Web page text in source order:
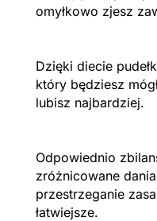
omyłkowo zjesz
Dzięki diecie
który będziesz
lubisz najbardziej.
Odpowiednio
zróżnicowane
przestrzeganie
łatwiejsze.